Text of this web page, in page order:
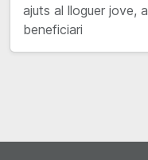
ajuts al lloguer jove,
beneficiari